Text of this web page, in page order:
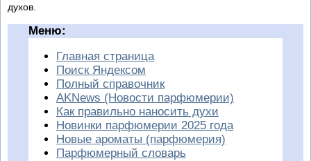
духов.
Меню:
Главная страница
Поиск Яндексом
Полный справочник
AKNews (Новости парфюмерии)
Как правильно наносить духи
Новинки парфюмерии 2025 года
Новые ароматы (парфюмерия)
Парфюмерный словарь